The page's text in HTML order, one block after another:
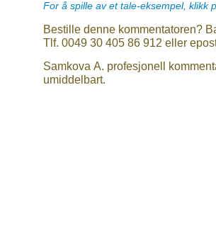
For å spille av et tale-eksempel, klikk
Bestille denne kommentatoren?
Tlf. 0049 30 405 86 912 eller
Samkova A. profesjonell
umiddelbart.